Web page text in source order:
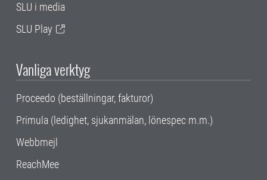
SLU i media
SLU Play
Vanliga verktyg
Proceedo (beställningar, fakturor)
Primula (ledighet, sjukanmälan, lönespec m.m.)
Webbmejl
ReachMee